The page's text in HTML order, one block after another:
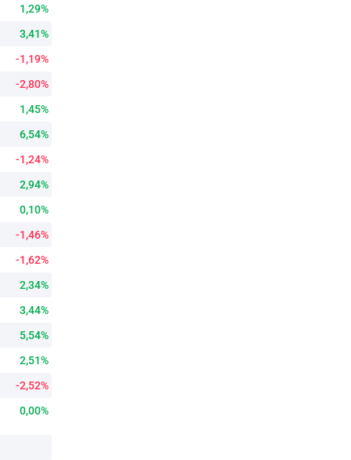
1,29%
3,41%
-1,19%
-2,80%
1,45%
6,54%
-1,24%
2,94%
0,10%
-1,46%
-1,62%
2,34%
3,44%
5,54%
2,51%
-2,52%
0,00%